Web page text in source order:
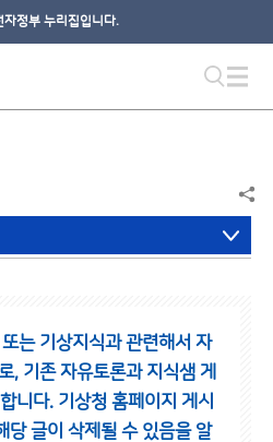
자정부 누리집입니다.
는 기상지식과 관련해서 자
, 기존 자유토론과 지식샘 게
니다. 기상청 홈페이지 게시
당 글이 삭제될 수 있음을 알